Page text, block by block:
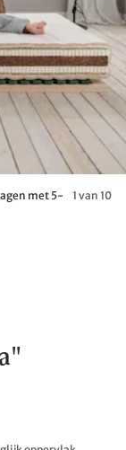
met 5-
1 van 10